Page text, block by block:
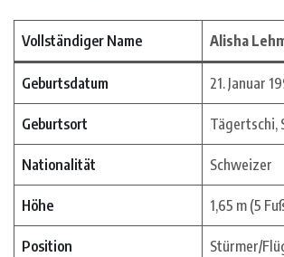
Vollständiger Name Alisha
Geburtsdatum 21. Januar
Geburtsort Tägertschi,
Nationalität Schweizer
Höhe 1,65 m (5
Position Stürmer/